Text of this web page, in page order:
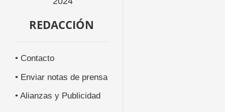
REDACCIÓN
• Contacto
• Enviar notas de prensa
• Alianzas y Publicidad